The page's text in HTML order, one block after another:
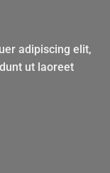
adipiscing elit,
ut laoreet